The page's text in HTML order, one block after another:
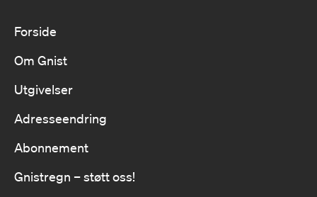
Forside
Om Gnist
Utgivelser
Adresseendring
Abonnement
Gnistregn – støtt oss!